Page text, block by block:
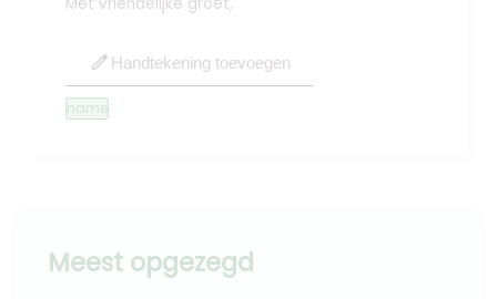
edit Handtekening toevoegen
name
Meest opgezegd